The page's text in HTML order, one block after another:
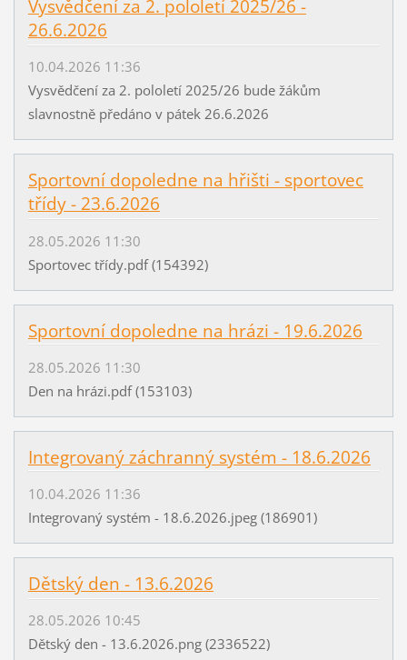
Vysvědčení za 2. pololetí 2025/26 -
26.6.2026
10.04.2026 11:36
Vysvědčení za 2. pololetí 2025/26 bude žákům
slavnostně předáno v pátek 26.6.2026
Sportovní dopoledne na hřišti - sportovec
třídy - 23.6.2026
28.05.2026 11:30
Sportovec třídy.pdf (154392)
Sportovní dopoledne na hrázi - 19.6.2026
28.05.2026 11:30
Den na hrázi.pdf (153103)
Integrovaný záchranný systém - 18.6.2026
10.04.2026 11:36
Integrovaný systém - 18.6.2026.jpeg (186901)
Dětský den - 13.6.2026
28.05.2026 10:45
Dětský den - 13.6.2026.png (2336522)